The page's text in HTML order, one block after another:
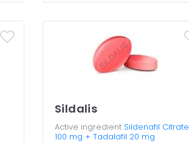
Sildalis
Active ingredient Sildenafil Citrate
100 mg + Tadalafil 20 mg